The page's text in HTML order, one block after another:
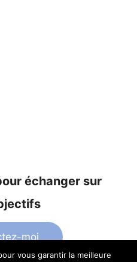
échanger sur
moi
vous garantir la meilleure